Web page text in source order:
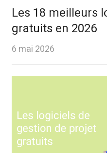
Les 18 meilleurs
gratuits en 2026
6 mai 2026